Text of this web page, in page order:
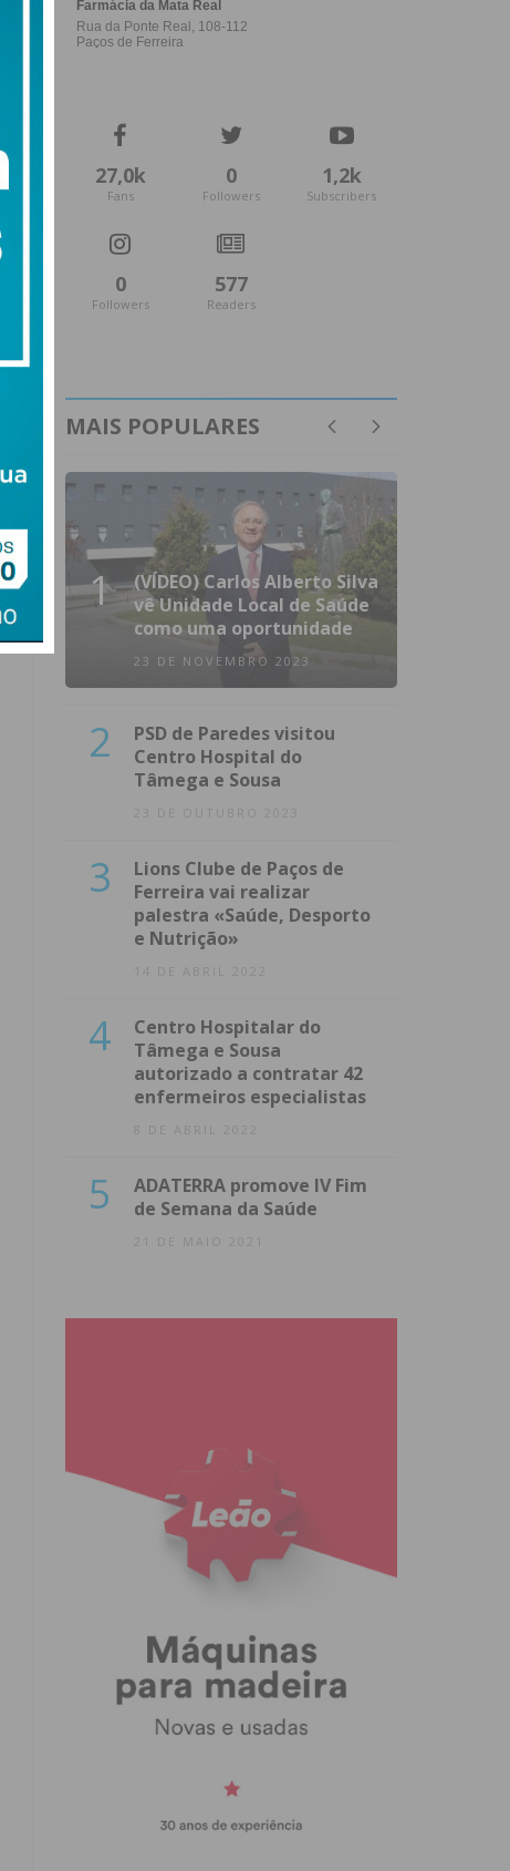
27,0k
Fans
0
Followers
1,2k
Subscribers
0
Followers
577
Readers
MAIS POPULARES
1
(VÍDEO) Carlos Alberto Silva
vê Unidade Local de Saúde
como uma oportunidade
23 DE NOVEMBRO 2023
2
PSD de Paredes visitou
Centro Hospital do
Tâmega e Sousa
23 DE OUTUBRO 2023
3
Lions Clube de Paços de
Ferreira vai realizar
palestra «Saúde, Desporto
e Nutrição»
14 DE ABRIL 2022
4
Centro Hospitalar do
Tâmega e Sousa
autorizado a contratar 42
enfermeiros especialistas
8 DE ABRIL 2022
5
ADATERRA promove IV Fim
de Semana da Saúde
21 DE MAIO 2021